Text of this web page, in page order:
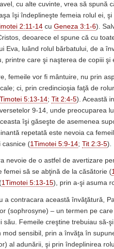
cu alte cuvinte, vrea să spună
îşi îndeplineşte femeia rolul ei,
2:11-14 cu Geneza 3:1-6).
deoarece el spune că cu
Eva, luând rolul bărbatului, de a
printre care şi naşterea de copiii
femeile vor fi mântuire, nu prin
ci, prin credincioşia faţă de
5:13-14; Tit 2:4-5). Această
9-14, unde preocuparea
îşi găseşte de asemenea
repetată este nevoia ca
casnice (1Timotei 5:9-14; Tit 2:3-5).
nevoie de o astfel de avertizare
femei să se abţină de la căsătorie (
1Timotei 5:13-15), prin a-şi asuma
a contracara această învăţătură,
(sophrosyne) – un termen pe
său. Femeile creştine trebuiau să-
mod sensibil, prin a învăţa în
al adunării, şi prin îndeplinirea